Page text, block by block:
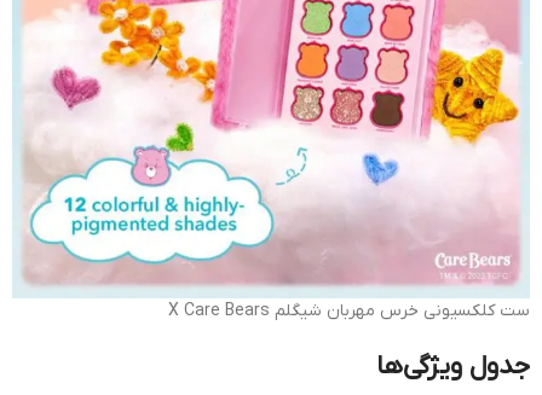
ست کلکسیونی خرس مهربان شیگلم X Care Bears
جدول ویژگی‌ها